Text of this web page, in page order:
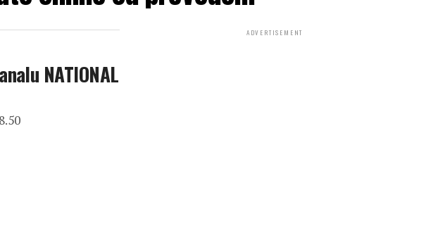
NATIONAL
ADVERTISEMENT